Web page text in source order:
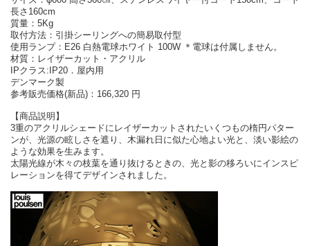
長さ160cm
質量：5Kg
取付方法：引掛シーリングへの簡易取付型
使用ランプ：E26 白熱電球ホワイト 100W ＊電球は付属しません。
材質：レイザーカット・アクリル
IPクラス:IP20．屋内用
デンマーク製
参考販売価格(新品)：166,320 円
【商品説明】
3重のアクリルシェードにレイザーカットされたいくつもの楕円パター
ンが、光源の眩しさを遮り、木漏れ日に似た心地よい光と、淡い影絵の
ような効果を生みます。
太陽光線が木々の枝葉を通り抜けるときの、光と影の移ろいにインスピ
レーションを得てデザインされました。